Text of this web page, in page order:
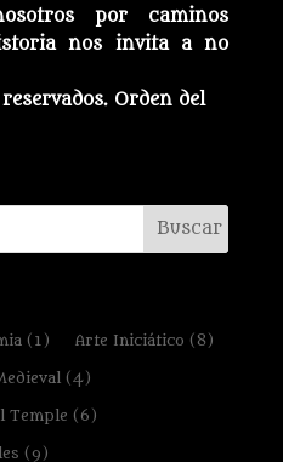
por caminos
nos invita a no
Orden del
(1) Arte Iniciático (8)
(4)
Temple (6)
(9)